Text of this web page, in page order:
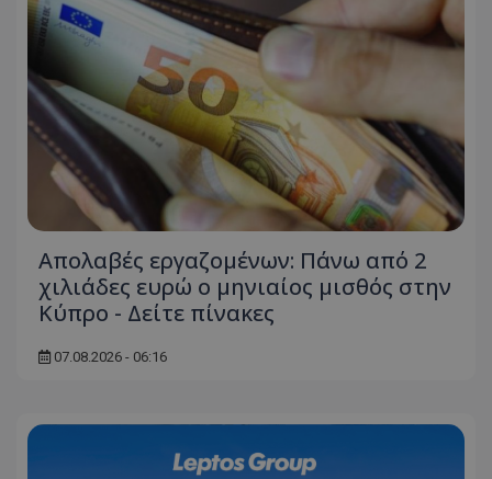
Απολαβές εργαζομένων: Πάνω από 2
χιλιάδες ευρώ ο μηνιαίος μισθός στην
Κύπρο - Δείτε πίνακες
07.08.2026 - 06:16